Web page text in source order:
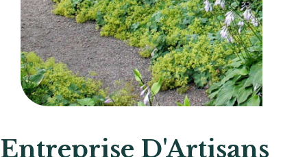
Entreprise D'Artisans